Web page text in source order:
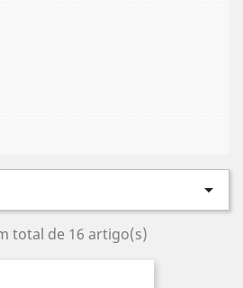

total de 16 artigo(s)